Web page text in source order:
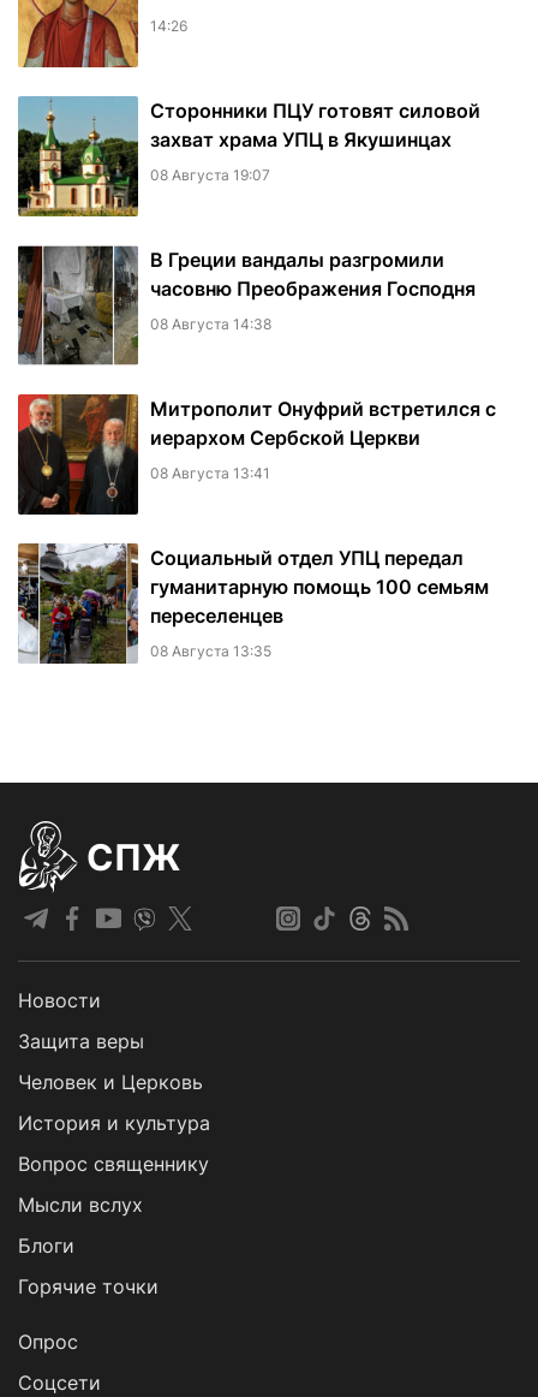
14:26
Сторонники ПЦУ готовят силовой
захват храма УПЦ в Якушинцах
08 Августа 19:07
В Греции вандалы разгромили
часовню Преображения Господня
08 Августа 14:38
Митрополит Онуфрий встретился с
иерархом Сербской Церкви
08 Августа 13:41
Социальный отдел УПЦ передал
гуманитарную помощь 100 семьям
переселенцев
08 Августа 13:35
СПЖ
Новости
Защита веры
Человек и Церковь
История и культура
Вопрос священнику
Мысли вслух
Блоги
Горячие точки
Опрос
Cоцсети